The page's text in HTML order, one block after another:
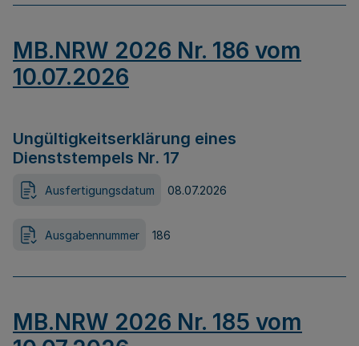
MB.NRW 2026 Nr. 186 vom
10.07.2026
Ungültigkeitserklärung eines
Dienststempels Nr. 17
Ausfertigungsdatum 08.07.2026
Ausgabennummer 186
MB.NRW 2026 Nr. 185 vom